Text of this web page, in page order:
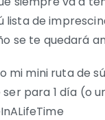
lista de
se te quedará
mi mini ruta de
para 1 día (o